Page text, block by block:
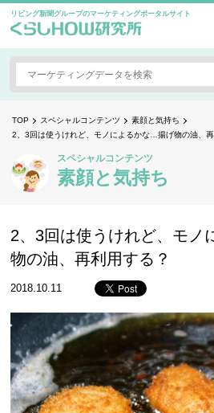
リビング新聞グループのマーケティングポータルサイト
TOP スペシャルコンテンツ
素顔と気持ち
2、3回は使うけれど、モノによるかな…揚げ物の油、再
スペシャルコンテンツ
素顔と気持ち
2、3回は使うけれど、モ
物の油、再利用する？
2018.10.11